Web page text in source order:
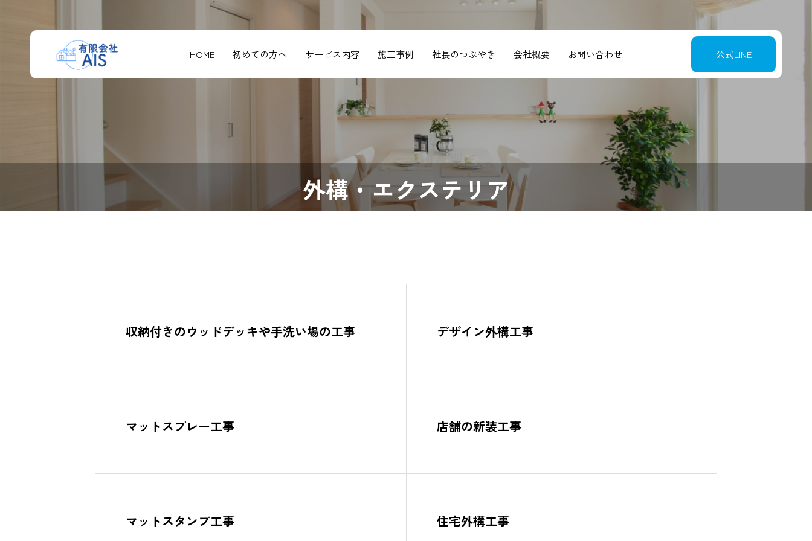
HOME 初めての方へ サービス内容 施工事例 社長のつぶやき 会社概要 お問い合わせ 公式LINE
外構・エクステリア
収納付きのウッドデッキや手洗い場の工事 デザイン外構工事
マットスプレー工事 店舗の新装工事
マットスタンプ工事 住宅外構工事